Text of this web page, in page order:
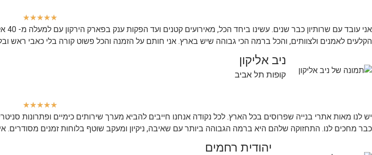
★
★
★
★
★
הקלעים לאמנים ולצוותים, והכל ברמה הכי גבוהה שיש בארץ. אני חותם על הזמנה והכל פשוט קורה בלי כאבי ראש
ניב אליקון
קופות תל אביב
★
★
★
★
★
יש לנו מאות אתרי בנייה שפרוסים בכל הארץ. לכל נקודה אנחנו חייבים להביא מערך שירותים כימיים ופתרונות
כבר מחכים לנו. התחזוקה שלהם היא ברמה הגבוהה ביותר עם שאיבה, ניקיון ומעקב שוטף בלוחות זמנים מסודרים.
יהודית רחמים